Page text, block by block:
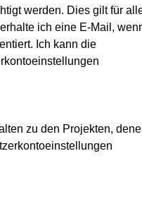
werden. Dies gilt für
ich eine E-Mail,
Ich kann die
zu den Projekten,